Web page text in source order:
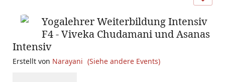
Yogalehrer Weiterbildung Intensiv
F4 - Viveka Chudamani und Asanas
Intensiv
Erstellt von Narayani (Siehe andere Events)